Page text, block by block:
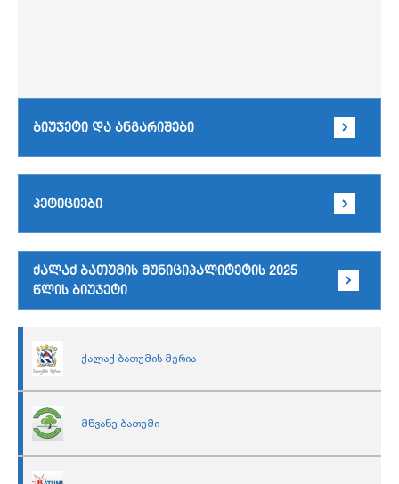
ბიუჯეტი და ანგარიშები
პეტიციები
ქალაქ ბათუმის მუნიციპალიტეტის 2025
წლის ბიუჯეტი
ქალაქ ბათუმის მერია
მწვანე ბათუმი